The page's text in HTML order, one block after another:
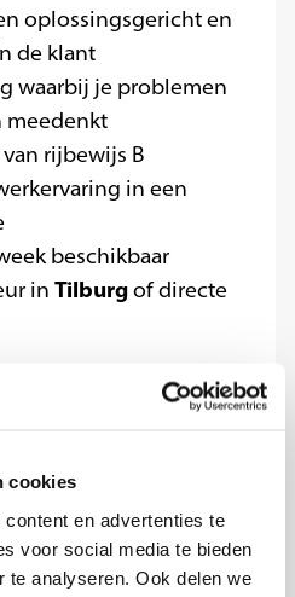
cookies
en advertenties te
voor social media te bieden
te analyseren. Ook delen we
oplossingsgericht en
de klant
waarbij je problemen
meedenkt
rijbewijs B
in een
beschikbaar
in Tilburgof directe
op basis van je